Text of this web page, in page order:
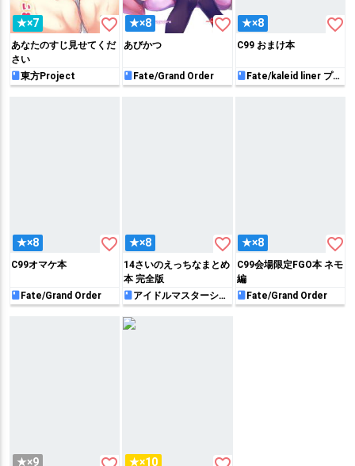
★×7 favorite_border
あなたのすじ見せてくだ
さい
東方Project
★×8 favorite_border
あびかつ
Fate/Grand Order
★×8 favorite_border
C99 おまけ本
Fate/kaleid liner プリ
ズマ☆イリヤ
★×8 favorite_border
C99オマケ本
Fate/Grand Order
★×8 favorite_border
14さいのえっちなまとめ
本 完全版
アイドルマスターシン
デレラガールズ
★×8 favorite_border
C99会場限定FGO本 ネモ
編
Fate/Grand Order
★×9 ★×10